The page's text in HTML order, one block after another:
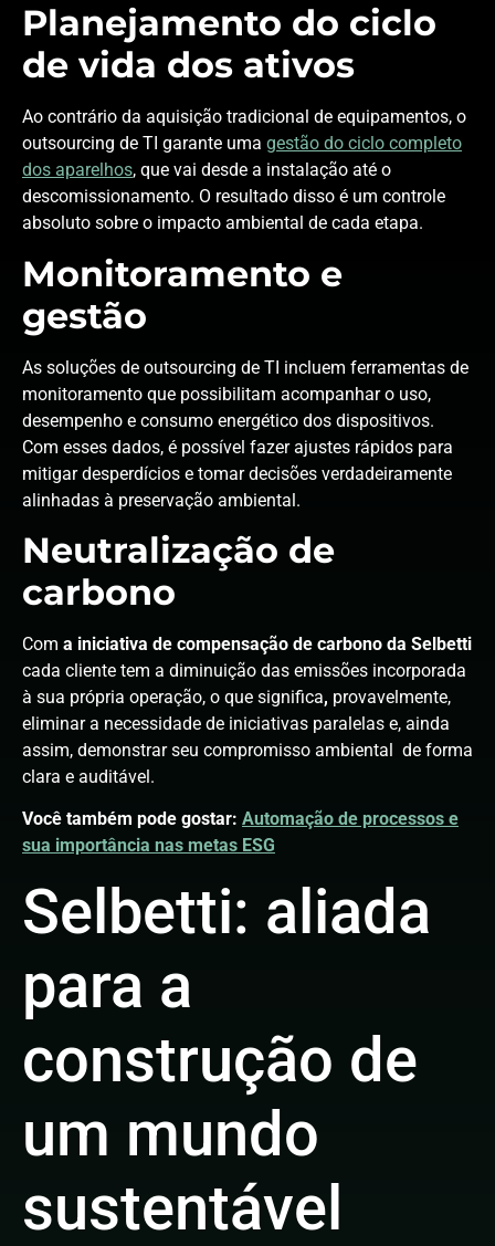
Planejamento do ciclo
de vida dos ativos
Ao contrário da aquisição tradicional de equipamentos, o
outsourcing de TI garante uma gestão do ciclo completo
dos aparelhos, que vai desde a instalação até o
descomissionamento. O resultado disso é um controle
absoluto sobre o impacto ambiental de cada etapa.
Monitoramento e
gestão
As soluções de outsourcing de TI incluem ferramentas de
monitoramento que possibilitam acompanhar o uso,
desempenho e consumo energético dos dispositivos.
Com esses dados, é possível fazer ajustes rápidos para
mitigar desperdícios e tomar decisões verdadeiramente
alinhadas à preservação ambiental.
Neutralização de
carbono
Com a iniciativa de compensação de carbono da Selbetti
cada cliente tem a diminuição das emissões incorporada
à sua própria operação, o que significa, provavelmente,
eliminar a necessidade de iniciativas paralelas e, ainda
assim, demonstrar seu compromisso ambiental de forma
clara e auditável.
Você também pode gostar: Automação de processos e
sua importância nas metas ESG
Selbetti: aliada
para a
construção de
um mundo
sustentável